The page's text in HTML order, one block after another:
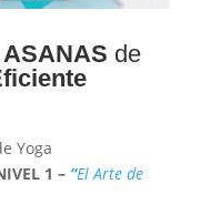
ASANAS de
Yoga
1 – “El Arte de